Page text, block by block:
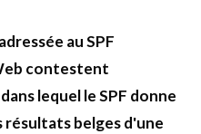
au SPF
contestent
dans lequel le SPF donne
résultats belges d'une